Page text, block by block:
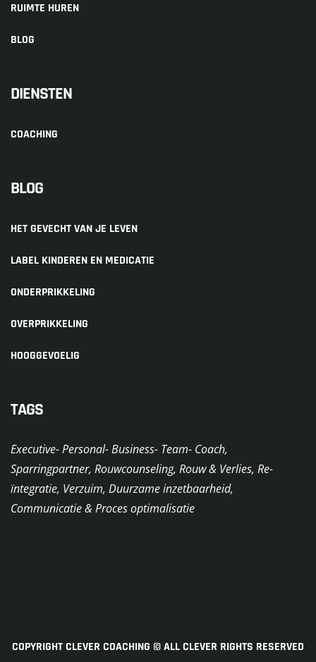
RUIMTE HUREN
BLOG
DIENSTEN
COACHING
BLOG
HET GEVECHT VAN JE LEVEN
LABEL KINDEREN EN MEDICATIE
ONDERPRIKKELING
OVERPRIKKELING
HOOGGEVOELIG
TAGS
Executive- Personal- Business- Team- Coach,
Sparringpartner, Rouwcounseling, Rouw & Verlies, Re-
ïntegratie, Verzuim, Duurzame inzetbaarheid,
Communicatie & Proces optimalisatie
COPYRIGHT CLEVER COACHING © ALL CLEVER RIGHTS RESERVED